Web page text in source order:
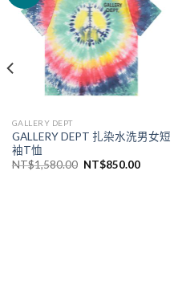
GALLERY DEPT
GALLERY DEPT 扎染水洗男女短
袖T恤
NT$1,580.00 NT$850.00